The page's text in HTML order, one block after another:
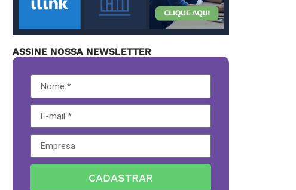
ASSINE NOSSA NEWSLETTER
CADASTRAR